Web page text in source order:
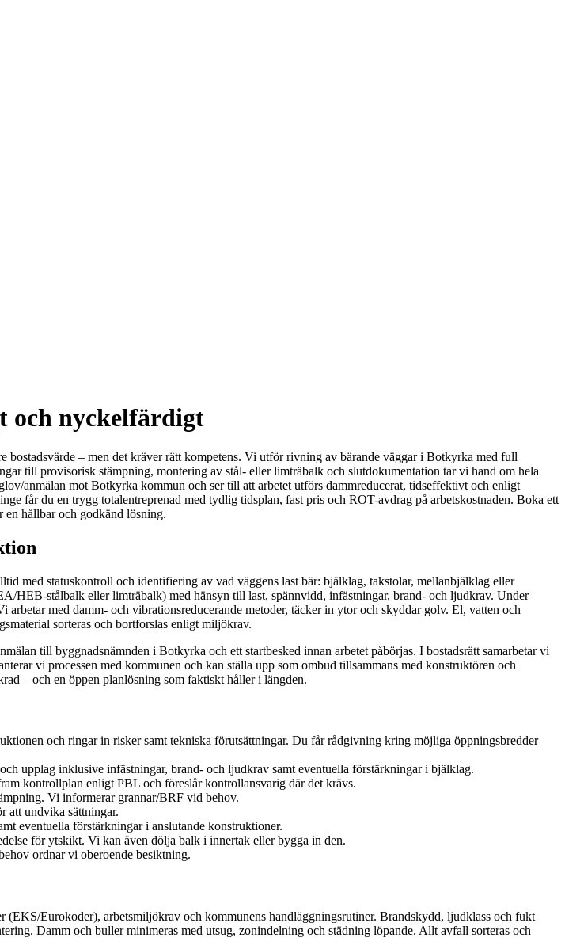
och nyckelfärdigt
– men det kräver rätt kompetens. Vi utför rivning av bärande väggar i Botkyrka med full
till provisorisk stämpning, montering av stål- eller limträbalk och slutdokumentation tar vi hand om hela
anmälan mot Botkyrka kommun och ser till att arbetet utförs dammreducerat, tidseffektivt och enligt
får du en trygg totalentreprenad med tydlig tidsplan, fast pris och ROT-avdrag på arbetskostnaden. Boka ett
en hållbar och godkänd lösning.
med statuskontroll och identifiering av vad väggens last bär: bjälklag, takstolar, mellanbjälklag eller
HEB-stålbalk eller limträbalk) med hänsyn till last, spännvidd, infästningar, brand- och ljudkrav. Under
med damm- och vibrationsreducerande metoder, täcker in ytor och skyddar golv. El, vatten och
sorteras och bortforslas enligt miljökrav.
till byggnadsnämnden i Botkyrka och ett startbesked innan arbetet påbörjas. I bostadsrätt samarbetar vi
vi processen med kommunen och kan ställa upp som ombud tillsammans med konstruktören och
– och en öppen planlösning som faktiskt håller i längden.
och ringar in risker samt tekniska förutsättningar. Du får rådgivning kring möjliga öppningsbredder
upplag inklusive infästningar, brand- och ljudkrav samt eventuella förstärkningar i bjälklag.
kontrollplan enligt PBL och föreslår kontrollansvarig där det krävs.
Vi informerar grannar/BRF vid behov.
att undvika sättningar.
eventuella förstärkningar i anslutande konstruktioner.
för ytskikt. Vi kan även dölja balk i innertak eller bygga in den.
ordnar vi oberoende besiktning.
Eurokoder), arbetsmiljökrav och kommunens handläggningsrutiner. Brandskydd, ljudklass och fukt
Damm och buller minimeras med utsug, zonindelning och städning löpande. Allt avfall sorteras och